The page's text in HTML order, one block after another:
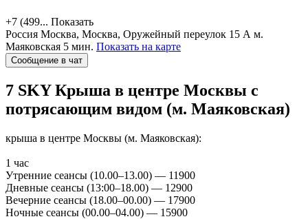
+7 (499... Показать
Россия Москва, Москва, Оружейный переулок 15 А м.
Маяковская 5 мин. Показать на карте
Сообщение в чат
7 SKYКрыша в центре Москвы с
потрясающим видом (м. Маяковская)
крыша в центре Москвы (м. Маяковская):
1 час
Утренние сеансы (10.00–13.00) — 11900
Дневные сеансы (13:00–18.00) — 12900
Вечерние сеансы (18.00–00.00) — 17900
Ночные сеансы (00.00–04.00) — 15900